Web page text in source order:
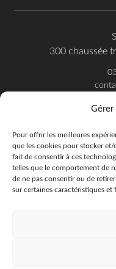
Gérer
Pour offrir les meilleures
que les cookies pour stocker
fait de consentir à ces
telles que le comportement de
de ne pas consentir ou de
sur certaines caractéristiques et
300 chaussée